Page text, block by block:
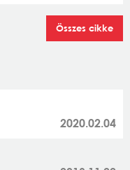
Összes cikke
2020.02.04